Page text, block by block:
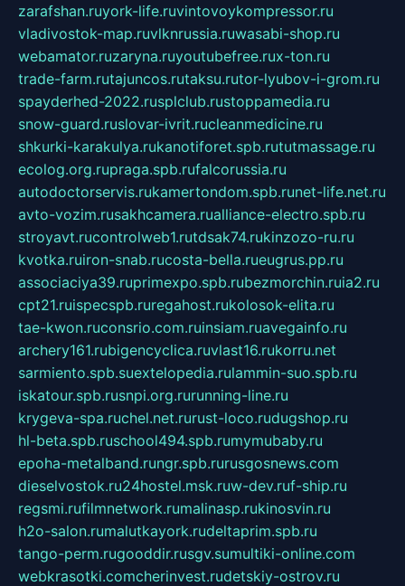
zarafshan.ruyork-life.ruvintovoykompressor.ru
vladivostok-map.ruvlknrussia.ruwasabi-shop.ru
webamator.ruzaryna.ruyoutubefree.rux-ton.ru
trade-farm.rutajuncos.rutaksu.rutor-lyubov-i-grom.ru
spayderhed-2022.rusplclub.rustoppamedia.ru
snow-guard.ruslovar-ivrit.rucleanmedicine.ru
shkurki-karakulya.rukanotiforet.spb.rututmassage.ru
ecolog.org.rupraga.spb.rufalcorussia.ru
autodoctorservis.rukamertondom.spb.runet-life.net.ru
avto-vozim.rusakhcamera.rualliance-electro.spb.ru
stroyavt.rucontrolweb1.rutdsak74.rukinzozo-ru.ru
kvotka.ruiron-snab.rucosta-bella.rueugrus.pp.ru
associaciya39.ruprimexpo.spb.rubezmorchin.ruia2.ru
cpt21.ruispecspb.ruregahost.rukolosok-elita.ru
tae-kwon.ruconsrio.com.ruinsiam.ruavegainfo.ru
archery161.rubigencyclica.ruvlast16.rukorru.net
sarmiento.spb.suextelopedia.rulammin-suo.spb.ru
iskatour.spb.rusnpi.org.rurunning-line.ru
krygeva-spa.ruchel.net.rurust-loco.rudugshop.ru
hl-beta.spb.ruschool494.spb.rumymubaby.ru
epoha-metalband.rungr.spb.rurusgosnews.com
dieselvostok.ru24hostel.msk.ruw-dev.ruf-ship.ru
regsmi.rufilmnetwork.rumalinasp.rukinosvin.ru
h2o-salon.rumalutkayork.rudeltaprim.spb.ru
tango-perm.rugooddir.rusgv.sumultiki-online.com
webkrasotki.comcherinvest.rudetskiy-ostrov.ru